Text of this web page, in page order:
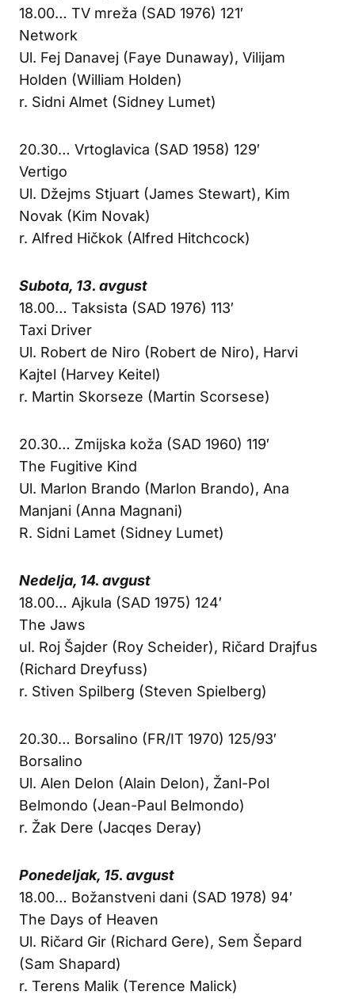
18.00… TV mreža (SAD 1976) 121′
Network
Ul. Fej Danavej (Faye Dunaway), Vilijam
Holden (William Holden)
r. Sidni Almet (Sidney Lumet)
20.30… Vrtoglavica (SAD 1958) 129′
Vertigo
Ul. Džejms Stjuart (James Stewart), Kim
Novak (Kim Novak)
r. Alfred Hičkok (Alfred Hitchcock)
Subota, 13. avgust
18.00… Taksista (SAD 1976) 113′
Taxi Driver
Ul. Robert de Niro (Robert de Niro), Harvi
Kajtel (Harvey Keitel)
r. Martin Skorseze (Martin Scorsese)
20.30… Zmijska koža (SAD 1960) 119′
The Fugitive Kind
Ul. Marlon Brando (Marlon Brando), Ana
Manjani (Anna Magnani)
R. Sidni Lamet (Sidney Lumet)
Nedelja, 14. avgust
18.00… Ajkula (SAD 1975) 124′
The Jaws
ul. Roj Šajder (Roy Scheider), Ričard Drajfus
(Richard Dreyfuss)
r. Stiven Spilberg (Steven Spielberg)
20.30… Borsalino (FR/IT 1970) 125/93′
Borsalino
Ul. Alen Delon (Alain Delon), Žanl-Pol
Belmondo (Jean-Paul Belmondo)
r. Žak Dere (Jacqes Deray)
Ponedeljak, 15. avgust
18.00… Božanstveni dani (SAD 1978) 94′
The Days of Heaven
Ul. Ričard Gir (Richard Gere), Sem Šepard
(Sam Shapard)
r. Terens Malik (Terence Malick)